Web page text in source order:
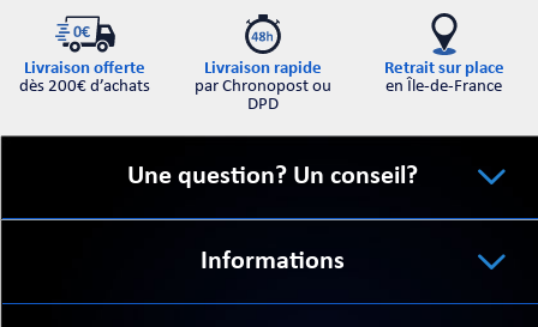
Livraison offerte
dès 200€ d’achats
Livraison rapide
par Chronopost ou
DPD
Retrait sur place
en Île-de-France
Une question? Un conseil?
Informations